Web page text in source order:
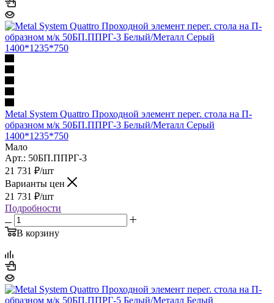
Metal System Quattro Проходной элемент перег. стола на П-
образном м/к 50БП.ППРГ-3 Белый/Металл Серый
1400*1235*750
Мало
Арт.: 50БП.ППРГ-3
21 731 ₽/шт
Варианты цен
21 731 ₽/шт
Подробности
В корзину